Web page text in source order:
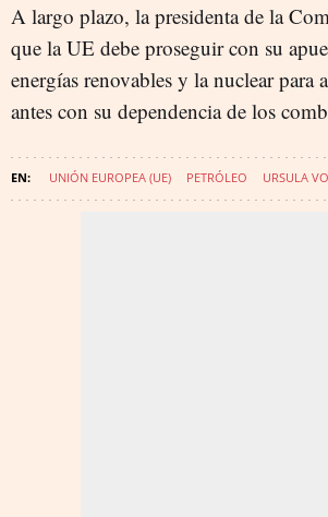
A largo plazo, la presidenta de la
que la UE debe proseguir con su
energías renovables y la nuclear para
antes con su dependencia de los
UNIÓN EUROPEA (UE) PETRÓLEO URSULA